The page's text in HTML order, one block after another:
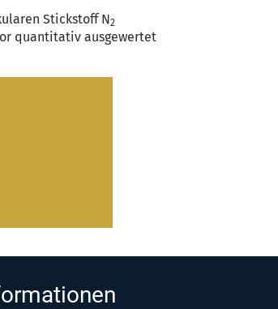
Stickstoff N2
quantitativ ausgewertet